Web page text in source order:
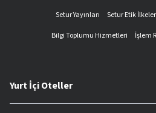
Setur Yayınları
Setur Etik İlkeler
Bilgi Toplumu Hizmetleri
İşlem
Yurt İçi Oteller